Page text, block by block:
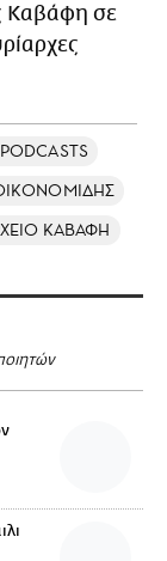
Καβάφη σε
ΚΑΒΑΦΗ